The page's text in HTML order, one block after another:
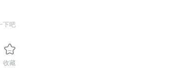
下吧
收藏